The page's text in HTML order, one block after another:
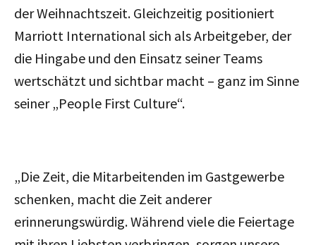
der Weihnachtszeit. Gleichzeitig positioniert
Marriott International sich als Arbeitgeber, der
die Hingabe und den Einsatz seiner Teams
wertschätzt und sichtbar macht – ganz im Sinne
seiner „People First Culture“.
„Die Zeit, die Mitarbeitenden im Gastgewerbe
schenken, macht die Zeit anderer
erinnerungswürdig. Während viele die Feiertage